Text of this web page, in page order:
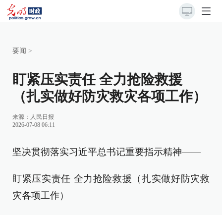
要闻 >
盯紧压实责任 全力抢险救援
（扎实做好防灾救灾各项工作）
来源： 人民日报
2026-07-08 06:11
坚决贯彻落实习近平总书记重要指示精神——
盯紧压实责任 全力抢险救援（扎实做好防灾救
灾各项工作）